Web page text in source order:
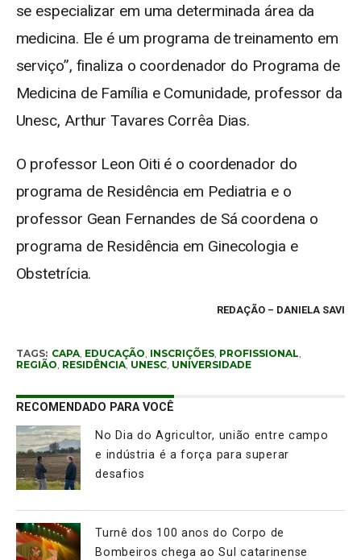
se especializar em uma determinada área da
medicina. Ele é um programa de treinamento em
serviço”, finaliza o coordenador do Programa de
Medicina de Família e Comunidade, professor da
Unesc, Arthur Tavares Corrêa Dias.
O professor Leon Oiti é o coordenador do
programa de Residência em Pediatria e o
professor Gean Fernandes de Sá coordena o
programa de Residência em Ginecologia e
Obstetrícia.
REDAÇÃO – DANIELA SAVI
TAGS: CAPA, EDUCAÇÃO INSCRIÇÕES, PROFISSIONAL
REGIÃO RESIDÊNCIA, UNESC, UNIVERSIDADE
RECOMENDADO PARA VOCÊ
No Dia do Agricultor, união entre campo
e indústria é a força para superar
desafios
Turnê dos 100 anos do Corpo de
Bombeiros chega ao Sul catarinense